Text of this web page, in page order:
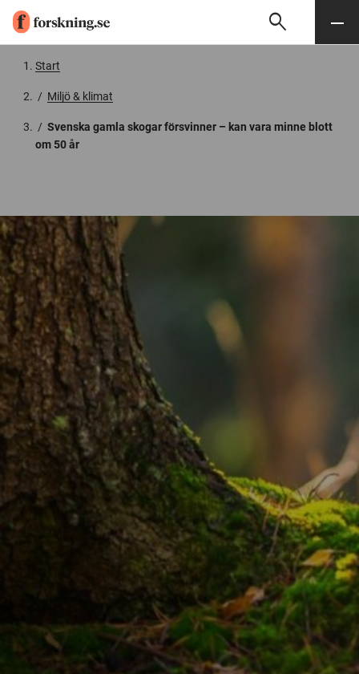
Söksearch Meny
Start
/ Miljö & klimat
/ Svenska gamla skogar försvinner – kan vara minne blott
om 50 år